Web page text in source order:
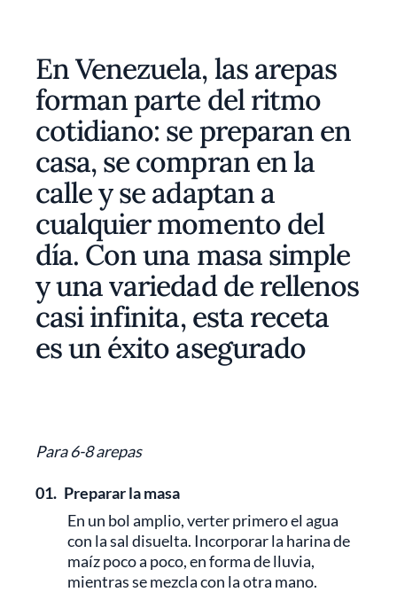
En Venezuela, las arepas
forman parte del ritmo
cotidiano: se preparan en
casa, se compran en la
calle y se adaptan a
cualquier momento del
día. Con una masa simple
y una variedad de rellenos
casi infinita, esta receta
es un éxito asegurado
Para 6-8 arepas
01. Preparar la masa
En un bol amplio, verter primero el agua
con la sal disuelta. Incorporar la harina de
maíz poco a poco, en forma de lluvia,
mientras se mezcla con la otra mano.